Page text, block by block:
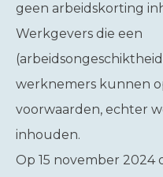
geen arbeidskorting
Werkgevers die een
werknemers kunnen
voorwaarden, echter
inhouden.
Op 15 november 2024